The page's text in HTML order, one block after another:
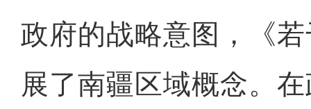
政府的战略意图，《
展了南疆区域概念。